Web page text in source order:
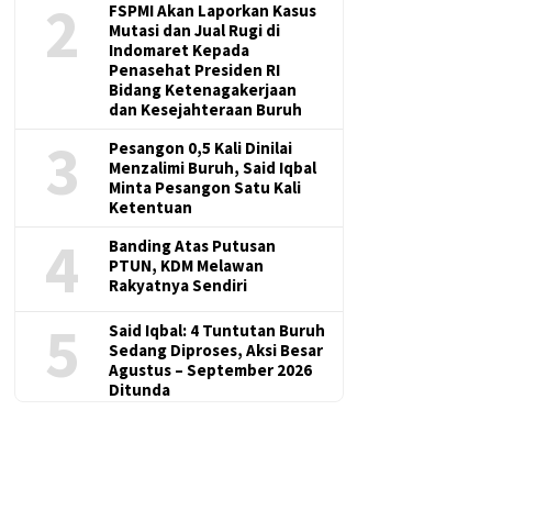
2
FSPMI Akan Laporkan Kasus
Mutasi dan Jual Rugi di
Indomaret Kepada
Penasehat Presiden RI
Bidang Ketenagakerjaan
dan Kesejahteraan Buruh
3
Pesangon 0,5 Kali Dinilai
Menzalimi Buruh, Said Iqbal
Minta Pesangon Satu Kali
Ketentuan
4
Banding Atas Putusan
PTUN, KDM Melawan
Rakyatnya Sendiri
5
Said Iqbal: 4 Tuntutan Buruh
Sedang Diproses, Aksi Besar
Agustus – September 2026
Ditunda